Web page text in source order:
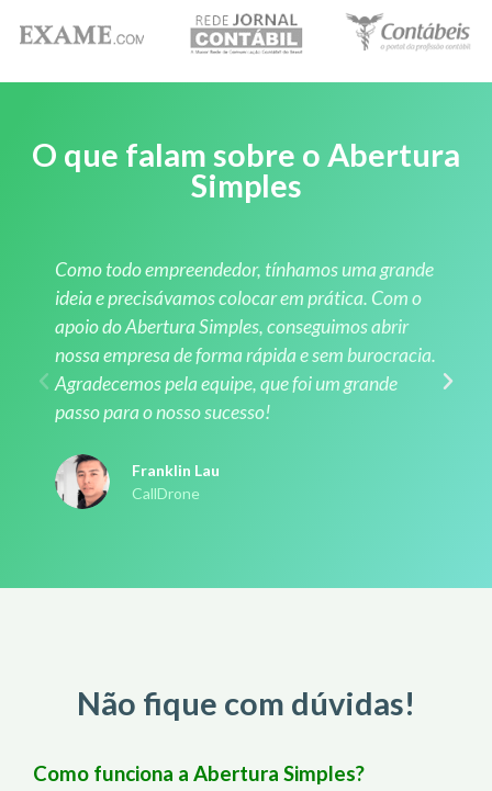
O que falam sobre o Abertura
Simples
Como todo empreendedor, tínhamos uma grande
ideia e precisávamos colocar em prática. Com o
apoio do Abertura Simples, conseguimos abrir
nossa empresa de forma rápida e sem burocracia.
Agradecemos pela equipe, que foi um grande
passo para o nosso sucesso!
Franklin Lau
CallDrone
Não fique com dúvidas!
Como funciona a Abertura Simples?